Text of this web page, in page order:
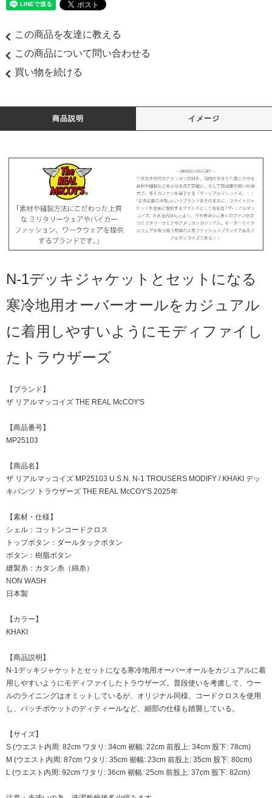
この商品を友達に教える
この商品について問い合わせる
買い物を続ける
商品説明 イメージ
N-1デッキジャケットとセットになる
寒冷地用オーバーオールをカジュアル
に着用しやすいようにモディファイし
たトラウザーズ
【ブランド】
ザ リアルマッコイズ THE REAL McCOY'S
【商品番号】
MP25103
【商品名】
ザ リアルマッコイズ MP25103 U.S.N. N-1 TROUSERS MODIFY / KHAKI デッ
キパンツ トラウザーズ THE REAL McCOY'S 2025年
【素材・仕様】
シェル：コットンコードクロス
トップボタン：ダールタックボタン
ボタン：樹脂ボタン
縫製糸：カタン糸（綿糸）
NON WASH
日本製
【カラー】
KHAKI
【商品説明】
N-1デッキジャケットとセットになる寒冷地用オーバーオールをカジュアルに着
用しやすいようにモディファイしたトラウザーズ。普段使いを考慮して、ウー
ルのライニングはオミットしているが、オリジナル同様、コードクロスを使用
し、パッチポケットのディティールなど、細部の仕様も踏襲している。
【サイズ】
S (ウエスト内周: 82cm ワタリ: 34cm 裾幅: 22cm 前股上: 34cm 股下: 78cm)
M (ウエスト内周: 87cm ワタリ: 35cm 裾幅: 23cm 前股上: 35cm 股下: 80cm)
L (ウエスト内周: 92cm ワタリ: 36cm 裾幅: 25cm 前股上: 37cm 股下: 82cm)